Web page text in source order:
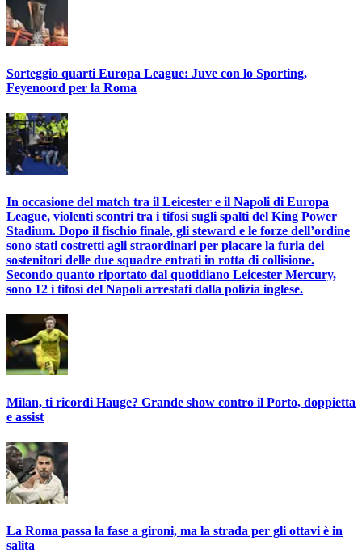
Sorteggio quarti Europa League: Juve con lo Sporting,
Feyenoord per la Roma
In occasione del match tra il Leicester e il Napoli di Europa
League, violenti scontri tra i tifosi sugli spalti del King Power
Stadium. Dopo il fischio finale, gli steward e le forze dell’ordine
sono stati costretti agli straordinari per placare la furia dei
sostenitori delle due squadre entrati in rotta di collisione.
Secondo quanto riportato dal quotidiano Leicester Mercury,
sono 12 i tifosi del Napoli arrestati dalla polizia inglese.
Milan, ti ricordi Hauge? Grande show contro il Porto, doppietta
e assist
La Roma passa la fase a gironi, ma la strada per gli ottavi è in
salita